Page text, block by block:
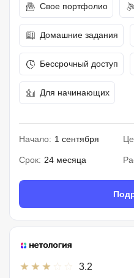
Свое портфолио
Домашние задания
Бессрочный доступ
Для начинающих
Начало: 1 сентября
Срок: 24 месяца
3.2